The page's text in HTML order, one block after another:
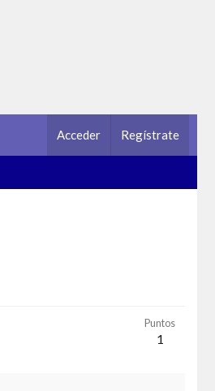
Acceder Regístrate
Puntos
1